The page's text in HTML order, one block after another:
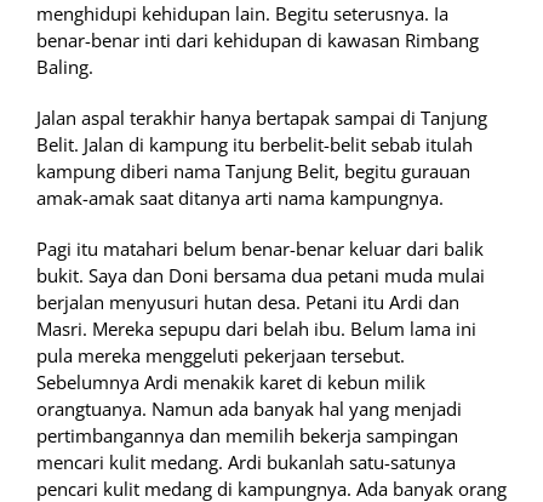
menghidupi kehidupan lain. Begitu seterusnya. Ia
benar-benar inti dari kehidupan di kawasan Rimbang
Baling.
Jalan aspal terakhir hanya bertapak sampai di Tanjung
Belit. Jalan di kampung itu berbelit-belit sebab itulah
kampung diberi nama Tanjung Belit, begitu gurauan
amak-amak saat ditanya arti nama kampungnya.
Pagi itu matahari belum benar-benar keluar dari balik
bukit. Saya dan Doni bersama dua petani muda mulai
berjalan menyusuri hutan desa. Petani itu Ardi dan
Masri. Mereka sepupu dari belah ibu. Belum lama ini
pula mereka menggeluti pekerjaan tersebut.
Sebelumnya Ardi menakik karet di kebun milik
orangtuanya. Namun ada banyak hal yang menjadi
pertimbangannya dan memilih bekerja sampingan
mencari kulit medang. Ardi bukanlah satu-satunya
pencari kulit medang di kampungnya. Ada banyak orang